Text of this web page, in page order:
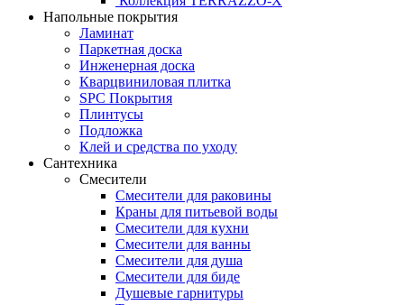
Напольные покрытия
Ламинат
Паркетная доска
Инженерная доска
Кварцвиниловая плитка
SPC Покрытия
Плинтусы
Подложка
Клей и средства по уходу
Сантехника
Смесители
Смесители для раковины
Краны для питьевой воды
Смесители для кухни
Смесители для ванны
Смесители для душа
Смесители для биде
Душевые гарнитуры